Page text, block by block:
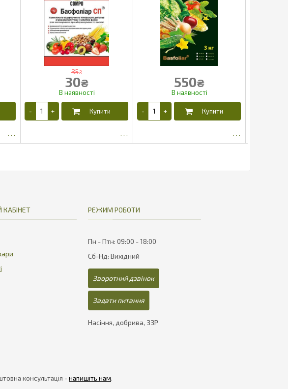
35₴
30₴ 550₴
КАБІНЕТ РЕЖИМ РОБОТИ
Пн - Птн: 09:00 - 18:00
Сб-Нд: Вихідний
Зворотний дзвінок
Задати питання
Насіння, добрива, ЗЗР
консультація - напишіть нам.